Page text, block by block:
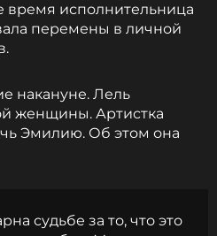
время исполнительница
перемены в личной
накануне. Лель
женщины. Артистка
Эмилию. Об этом она
судьбе за то, что это